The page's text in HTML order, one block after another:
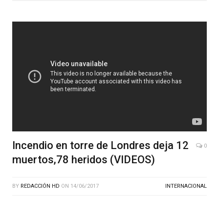
Incendio en torre de Londres deja 12
muertos,78 heridos (VIDEOS)
0
BY REDACCIÓN HD ON 14/06/2017 INTERNACIONAL